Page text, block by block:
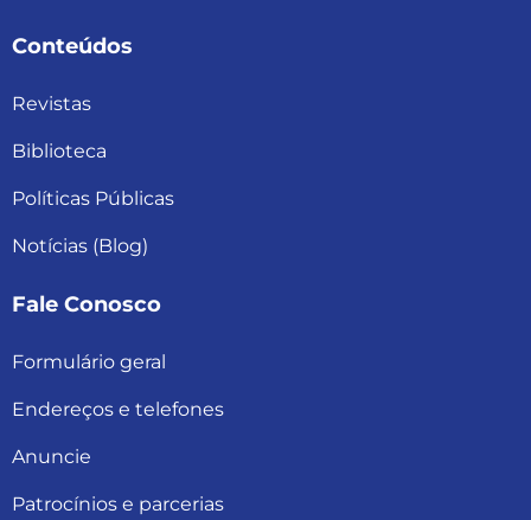
Conteúdos
Revistas
Biblioteca
Políticas Públicas
Notícias (Blog)
Fale Conosco
Formulário geral
Endereços e telefones
Anuncie
Patrocínios e parcerias